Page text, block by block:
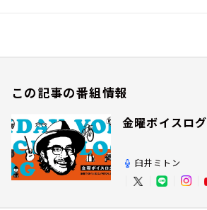
この記事の番組情報
金曜ボイスログ
臼井ミトン